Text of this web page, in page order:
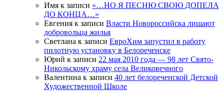
Имя к записи «…НО Я ПЕСНЮ СВОЮ ДОПЕЛА
ДО КОНЦА…»
Евгения к записи Власти Новороссийска лишают
добровольца жилья
Светлана к записи ЕвроХим запустил в работу
пилотную установку в Белореченске
Юрий к записи 22 мая 2010 года — 98 лет Свято-
Никольскому храму села Великовечного
Валентина к записи 40 лет белореченской Детской
Художественной Школе